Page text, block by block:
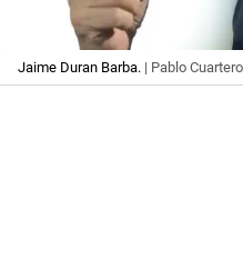
Jaime Duran Barba. | Pablo